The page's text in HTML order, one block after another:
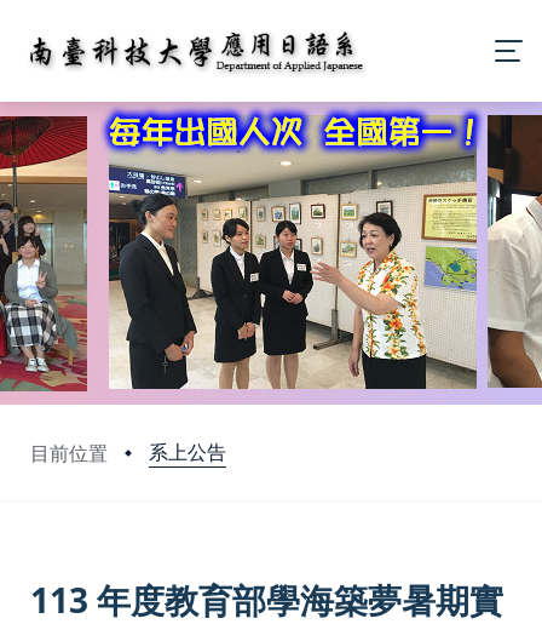
目前位置 系上公告
113 年度教育部學海築夢暑期實